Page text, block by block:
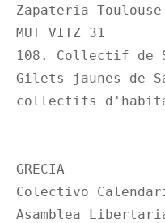
Zapateria Toulouse
MUT VITZ 31
108. Collectif de
Gilets jaunes de
collectifs
GRECIA
Colectivo
Asamblea